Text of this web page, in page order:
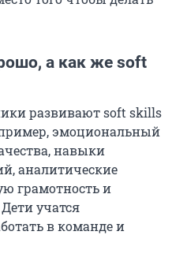
а как же soft
развивают soft skills
эмоциональный
навыки
аналитические
грамотность и
учатся
в команде и